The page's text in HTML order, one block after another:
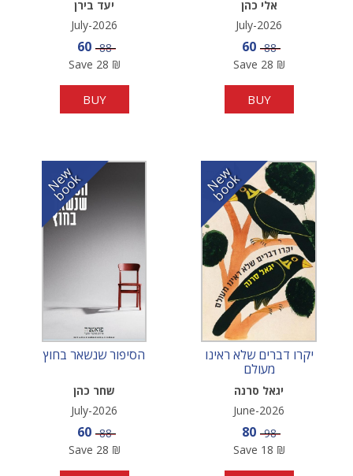
יעד בירן
July-2026
Sale price
60 Price
88
Save 28 ₪
BUY
אלי כהן
July-2026
Sale price
60 Price
88
Save 28 ₪
BUY
N
e
w
b
o
o
k
הסיפור שנשאר בחוץ
שחר כהן
July-2026
Sale price
60 Price
88
Save 28 ₪
N
e
w
b
o
o
k
יקרו דברים שלא ראינו
מעולם
יגאל סרנה
June-2026
Sale price
80 Price
98
Save 18 ₪